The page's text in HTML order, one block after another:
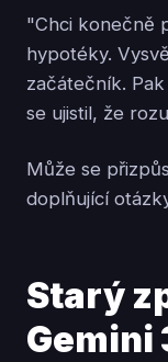
"Chci konečně
hypotéky.
začátečník.
se ujistil, že
Může se
doplňující
Starý
Gemini